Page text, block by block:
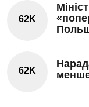
62K
62K